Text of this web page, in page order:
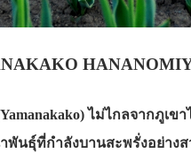
ไม่ไกลจากภูเข
พันธุ์ที่กำลังบานสะพรั่งอย่างส